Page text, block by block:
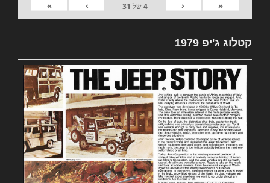
«
‹
4של 31
›
»
קטלוג ג'יפ 1979